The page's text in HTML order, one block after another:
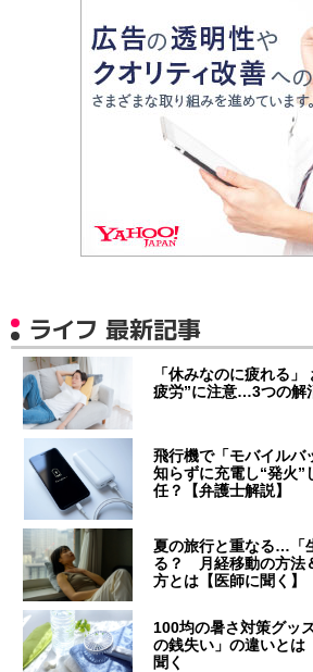
ライフ 最新記事
「休みなのに疲れる
疲労”に注意…3つの解
飛行機で「モバイル
知らずに充電し“発火”
任？【弁護士解説】
夏の旅行と重なる…「
る？ 月経移動の方法
方とは【医師に聞く】
100均の暑さ対策グッ
の銭失い」の違いと
聞く